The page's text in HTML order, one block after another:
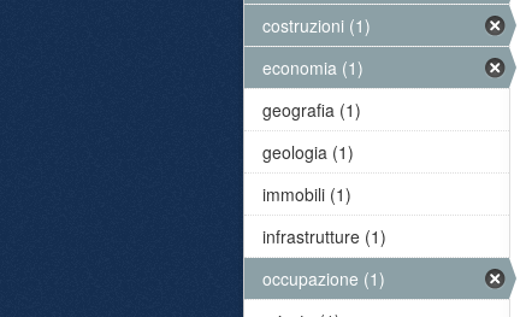
costruzioni (1)
economia (1)
geografia (1)
geologia (1)
immobili (1)
infrastrutture (1)
occupazione (1)